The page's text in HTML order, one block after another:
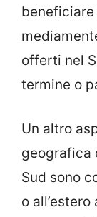
offerti nel
termine o
Un altro
geografica
Sud sono
o